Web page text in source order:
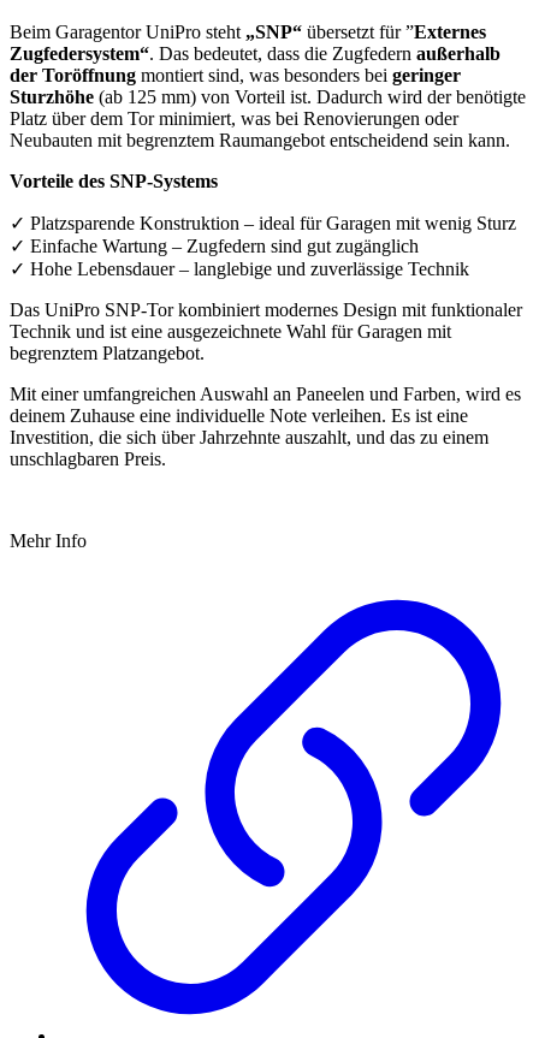
Beim Garagentor UniPro steht „SNP“ übersetzt für ”Externes
Zugfedersystem“. Das bedeutet, dass die Zugfedern außerhalb
der Toröffnung montiert sind, was besonders bei geringer
Sturzhöhe (ab 125 mm) von Vorteil ist. Dadurch wird der benötigte
Platz über dem Tor minimiert, was bei Renovierungen oder
Neubauten mit begrenztem Raumangebot entscheidend sein kann.
Vorteile des SNP-Systems
✓ Platzsparende Konstruktion – ideal für Garagen mit wenig Sturz
✓ Einfache Wartung – Zugfedern sind gut zugänglich
✓ Hohe Lebensdauer – langlebige und zuverlässige Technik
Das UniPro SNP-Tor kombiniert modernes Design mit funktionaler
Technik und ist eine ausgezeichnete Wahl für Garagen mit
begrenztem Platzangebot.
Mit einer umfangreichen Auswahl an Paneelen und Farben, wird es
deinem Zuhause eine individuelle Note verleihen. Es ist eine
Investition, die sich über Jahrzehnte auszahlt, und das zu einem
unschlagbaren Preis.
Mehr Info